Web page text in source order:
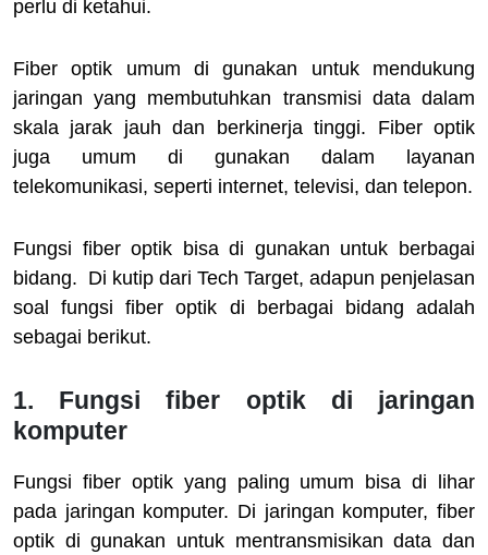
perlu di ketahui.
Fiber optik umum di gunakan untuk mendukung
jaringan yang membutuhkan transmisi data dalam
skala jarak jauh dan berkinerja tinggi. Fiber optik
juga umum di gunakan dalam layanan
telekomunikasi, seperti internet, televisi, dan telepon.
Fungsi fiber optik bisa di gunakan untuk berbagai
bidang. Di kutip dari Tech Target, adapun penjelasan
soal fungsi fiber optik di berbagai bidang adalah
sebagai berikut.
1. Fungsi fiber optik di jaringan
komputer
Fungsi fiber optik yang paling umum bisa di lihar
pada jaringan komputer. Di jaringan komputer, fiber
optik di gunakan untuk mentransmisikan data dan